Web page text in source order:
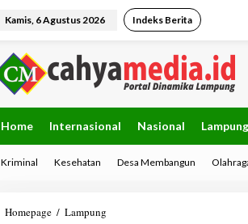
Kamis, 6 Agustus 2026 Indeks Berita
Home Internasional Nasional Lampung
Kriminal Kesehatan Desa Membangun
Homepage / Lampung